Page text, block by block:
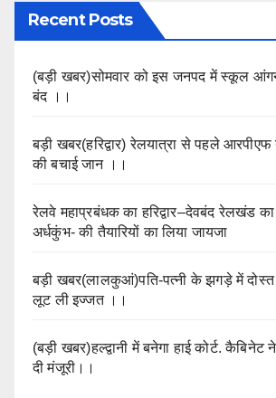
Recent Posts
(बड़ी खबर)सोमवार को इस जनपद में स्कूल
बंद ।।
बड़ी खबर(हरिद्वार) रेलयात्रा से पहले
की बचाई जान ।।
रेलवे महाप्रबंधक का हरिद्वार–देवबंद रेलखंड का
अर्धकुंभ- की तैयारियों का लिया जायजा
बड़ी खबर(लालकुआं)पति-पत्नी के झगड़े में दोस्त
लूट ली इज्जत ।।
(बड़ी खबर)हल्द्वानी में बनेगा हाई कोर्ट. कैबिनेट
दी मंजूरी।।